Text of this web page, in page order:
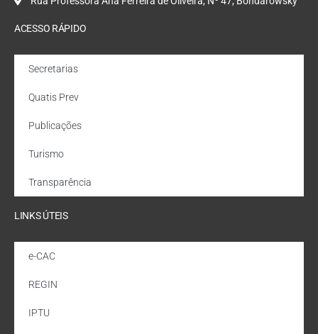
ACESSO RÁPIDO
Secretarias
Quatis Prev
Publicações
Turismo
Transparência
LINKS ÚTEIS
e-CAC
REGIN
IPTU